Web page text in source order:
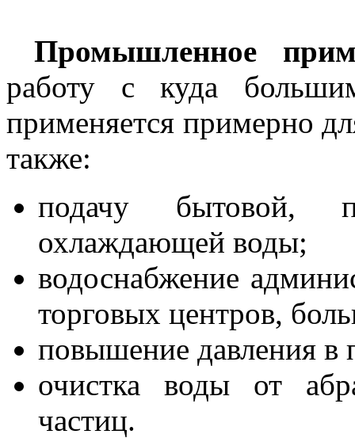
Промышленное
работу с куда
применяется примерно
также:
подачу бытовой,
охлаждающей воды;
водоснабжение
торговых центров,
повышение давления
очистка воды от
частиц.